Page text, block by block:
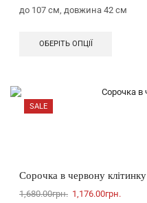
до 107 см, довжина 42 см
ОБЕРІТЬ ОПЦІЇ
SALE
Сорочка в червону клітинку
1,680.00грн. 1,176.00грн.